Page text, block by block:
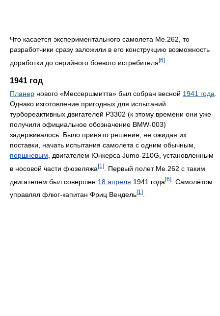
Что касается экспериментального самолета Me.262, то
разработчики сразу заложили в его конструкцию возможность
доработки до серийного боевого истребителя [6]
1941 год
Планер нового «Мессершмитта» был собран весной 1941 года
Однако изготовление пригодных для испытаний
турбореактивных двигателей P3302 (к этому времени они уже
получили официальное обозначение BMW-003)
задерживалось. Было принято решение, не ожидая их
поставки, начать испытания самолета с одним обычным,
поршневым , двигателем Юнкерса Jumo-210G, установленным
в носовой части фюзеляжа [1]
. Первый полет Me.262 с таким
двигателем был совершен 18 апреля 1941 года[6]
. Самолётом
управлял флюг-капитан Фриц Вендель[1]